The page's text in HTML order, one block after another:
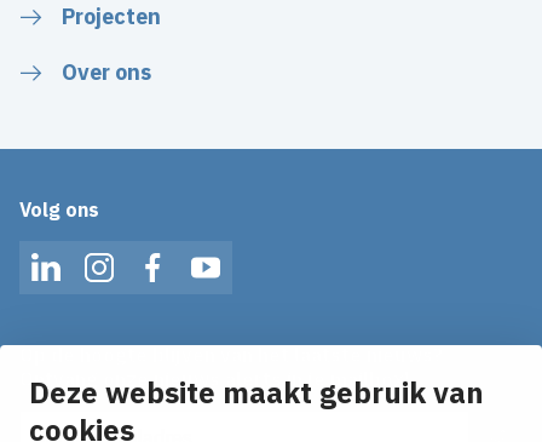
Deze website maakt gebruik van
cookies
Projecten
Over ons
Volg ons
LinkedInInstagramFacebookYouTube
Ontvang onze nieuws alerts in je mailbox!
E-mailadres